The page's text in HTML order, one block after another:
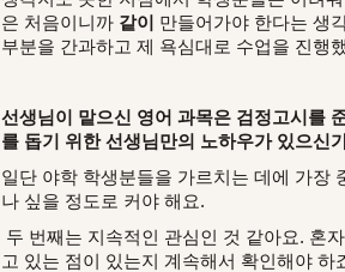
은 처음이니까 같이 만들어가야 한다는 생
부분을 간과하고 제 욕심대로 수업을 진행
선생님이 맡으신 영어 과목은 검정고시를
를 돕기 위한 선생님만의 노하우가 있으신
일단 야학 학생분들을 가르치는 데에 가장
나 싶을 정도로 커야 해요.
두 번째는 지속적인 관심인 것 같아요. 혼
고 있는 점이 있는지 계속해서 확인해야